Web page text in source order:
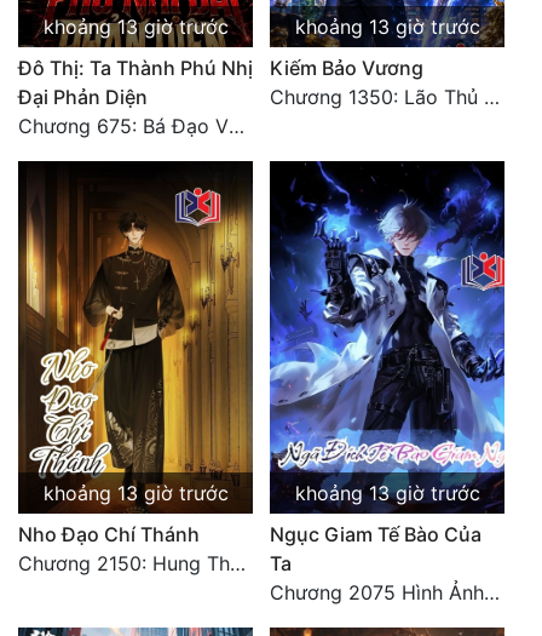
Đẹp Hiệp
Sát Phạt Quyết Đoán
Vô Sỉ
Điềm Đạm
khoảng 13 giờ trước
Đô Thị: Ta Thành Phú Nhị
Đại Phản Diện
Chương 675: Bá Đạo Vương Gia
khoảng 13 giờ trước
Kiếm Bảo Vương
Chương 1350: Lão Thủ (4/5)
khoảng 13 giờ trước
Nho Đạo Chí Thánh
Chương 2150: Hung Thụ Nhựa Cây
khoảng 13 giờ trước
Ngục Giam Tế Bào Của
Ta
Chương 2075 Hình Ảnh Màu Xám